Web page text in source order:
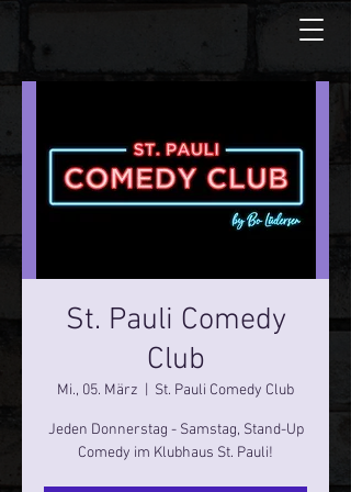
St. Pauli Comedy
Club
Mi., 05. März St. Pauli Comedy Club
Jeden Donnerstag - Samstag, Stand-Up
Comedy im Klubhaus St. Pauli!